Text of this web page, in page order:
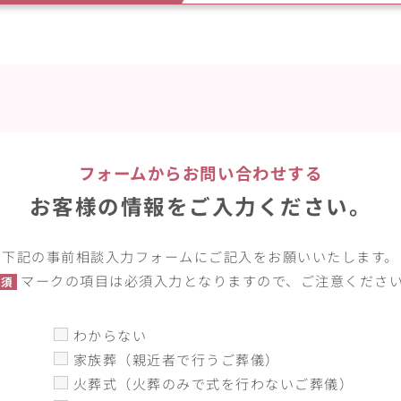
フォームからお問い合わせする
お客様の情報を ご入力ください。
下記の事前相談入力フォームにご記入をお願いいたします。
マークの項目は必須入力となりますので、ご注意くださ
わからない
家族葬（親近者で行うご葬儀）
火葬式（火葬のみで式を行わないご葬儀）